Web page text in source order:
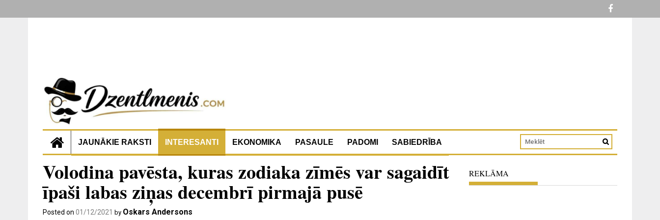
JAUNĀKIE RAKSTI INTERESANTI EKONOMIKA PASAULE PADOMI SABIEDRĪBA
Volodina pavēsta, kuras zodiaka zīmēs var sagaidīt
īpaši labas ziņas decembrī pirmajā pusē
Posted on 01/12/2021 by Oskars Andersons
REKLĀMA